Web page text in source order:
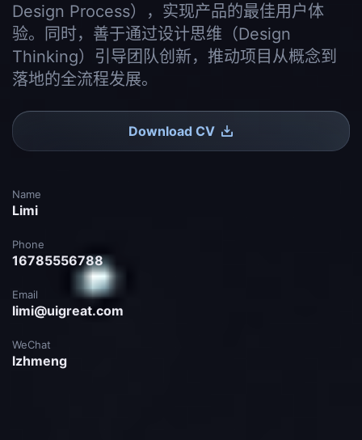
Design Process），实现产品的最佳用户体
验。同时，善于通过设计思维（Design
Thinking）引导团队创新，推动项目从概念到
落地的全流程发展。
Download CV
Name
Limi
Phone
16785556788
Email
limi@uigreat.com
WeChat
lzhmeng